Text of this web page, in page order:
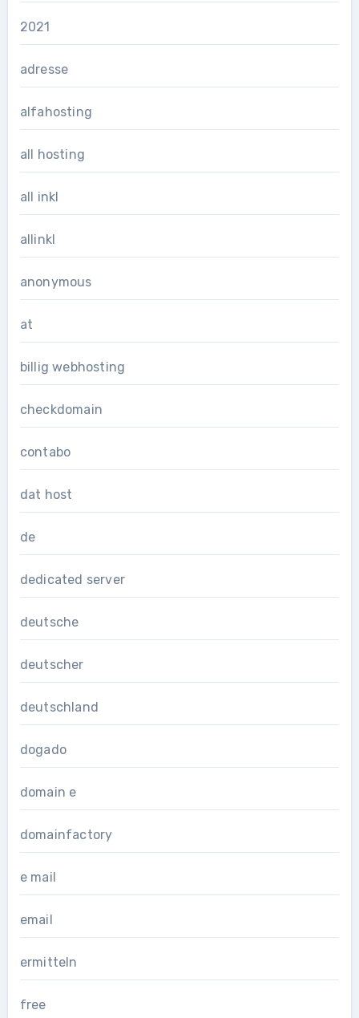
2021
adresse
alfahosting
all hosting
all inkl
allinkl
anonymous
at
billig webhosting
checkdomain
contabo
dat host
de
dedicated server
deutsche
deutscher
deutschland
dogado
domain e
domainfactory
e mail
email
ermitteln
free